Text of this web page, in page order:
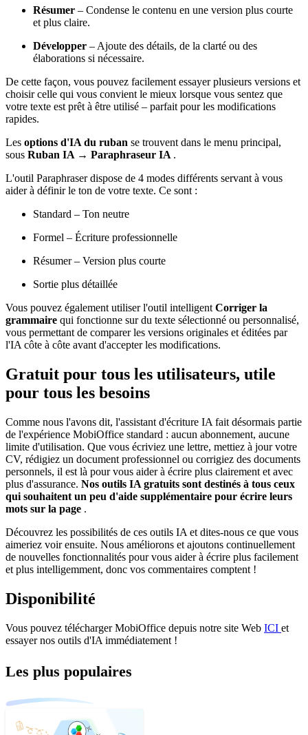
Résumer – Condense le contenu en une version plus courte
et plus claire.
Développer – Ajoute des détails, de la clarté ou des
élaborations si nécessaire.
De cette façon, vous pouvez facilement essayer plusieurs versions et
choisir celle qui vous convient le mieux lorsque vous sentez que
votre texte est prêt à être utilisé – parfait pour les modifications
rapides.
Les options d'IA du ruban se trouvent dans le menu principal,
sous Ruban IA → Paraphraseur IA .
L'outil Paraphraser dispose de 4 modes différents servant à vous
aider à définir le ton de votre texte. Ce sont :
Standard – Ton neutre
Formel – Écriture professionnelle
Résumer – Version plus courte
Sortie plus détaillée
Vous pouvez également utiliser l'outil intelligentCorriger la
grammaire qui fonctionne sur du texte sélectionné ou personnalisé,
vous permettant de comparer les versions originales et éditées par
l'IA côte à côte avant d'accepter les modifications.
Gratuit pour tous les utilisateurs, utile
pour tous les besoins
Comme nous l'avons dit, l'assistant d'écriture IA fait désormais partie
de l'expérience MobiOffice standard : aucun abonnement, aucune
limite d'utilisation. Que vous écriviez une lettre, mettiez à jour votre
CV, rédigiez un document professionnel ou corrigiez des documents
personnels, il est là pour vous aider à écrire plus clairement et avec
plus d'assurance. Nos outils IA gratuits sont destinés à tous ceux
qui souhaitent un peu d'aide supplémentaire pour écrire leurs
mots sur la page .
Découvrez les possibilités de ces outils IA et dites-nous ce que vous
aimeriez voir ensuite. Nous améliorons et ajoutons continuellement
de nouvelles fonctionnalités pour vous aider à écrire plus facilement
et plus intelligemment, donc vos commentaires comptent !
Disponibilité
Vous pouvez télécharger MobiOffice depuis notre site Web ICI et
essayer nos outils d'IA immédiatement !
Les plus populaires